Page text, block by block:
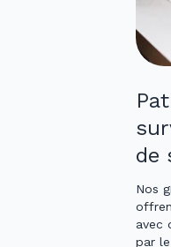
de
Nos
avec
par